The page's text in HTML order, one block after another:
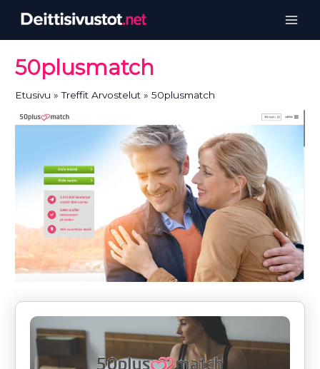
sisältöön
50plusmatch
Etusivu Treffit Arvostelut 50plusmatch